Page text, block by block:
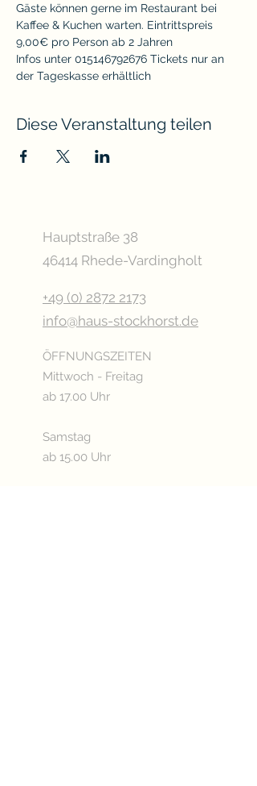
Gäste können gerne im Restaurant bei
Kaffee & Kuchen warten. Eintrittspreis
9,00€ pro Person ab 2 Jahren
Infos unter 015146792676 Tickets nur an
der Tageskasse erhältlich
Diese Veranstaltung teilen
Hauptstraße 38
46414 Rhede-Vardingholt
+49 (0) 2872 2173
info@haus-stockhorst.de
ÖFFNUNGSZEITEN
Mittwoch - Freitag
ab 17.00 Uhr
Samstag
ab 15.00 Uhr